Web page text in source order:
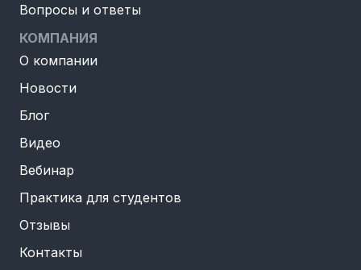
Вопросы и ответы
КОМПАНИЯ
О компании
Новости
Блог
Видео
Вебинар
Практика для студентов
Отзывы
Контакты